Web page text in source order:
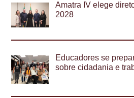
Amatra IV elege
2028
Educadores se
sobre cidadania e